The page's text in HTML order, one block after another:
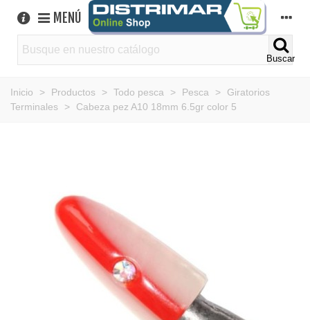
MENÚ
Buscar
Inicio > Productos > Todo pesca > Pesca >
Giratorios
Terminales
> Cabeza pez A10 18mm 6.5gr color 5